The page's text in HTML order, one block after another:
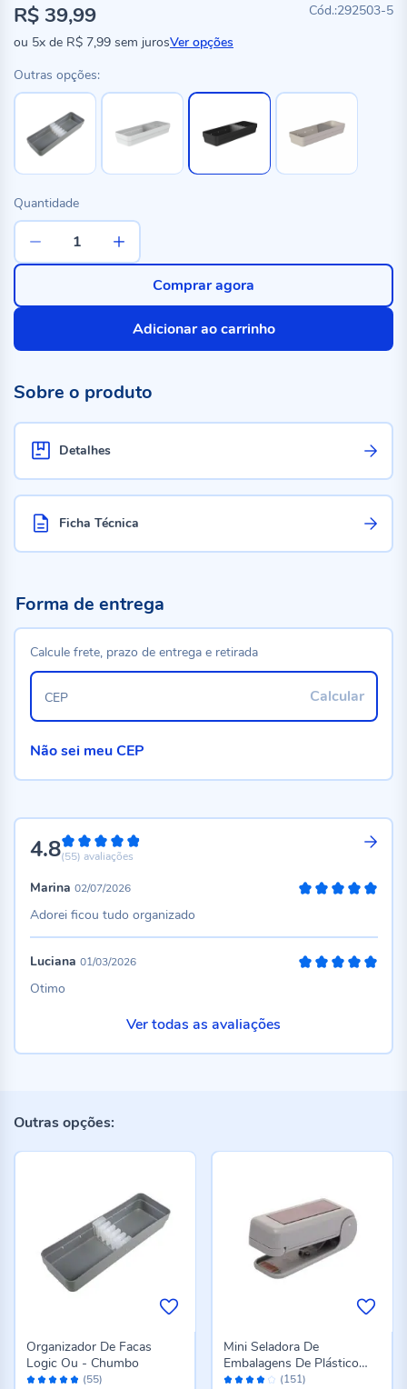
292503-5
R$ 39,99
ou 5x de R$ 7,99 sem jurosVer opções
Outras opções:
Quantidade
Adicionar ao carrinho
Comprar agora
Sobre o produto
Detalhes
Ficha Técnica
4.896%
(55) avaliações
Marina 02/07/2026
Adorei ficou tudo organizado
Luciana 01/03/2026
Otimo
Ver todas as avaliações
Forma de entrega
Calcule frete, prazo de entrega e retirada
Calcular
CEP
Não sei meu CEP
Outras opções:
Avaliação: (55)
Organizador De Facas
Logic Ou - Chumbo
Avaliação: (151)
Mini Seladora De
Embalagens De Plástico
Lyor - Cinza